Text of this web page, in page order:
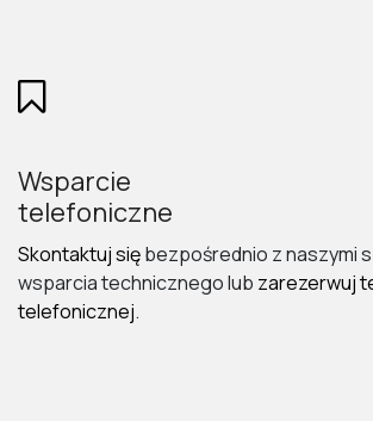
Wsparcie
telefoniczne
Skontaktuj siębezpośrednio z naszymi
wsparcia technicznego lub zarezerwuj
telefonicznej.